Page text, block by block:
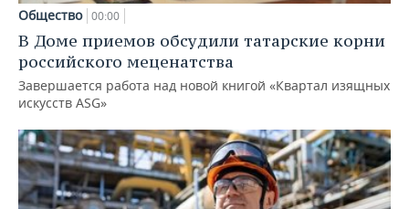
Общество 00:00
В Доме приемов обсудили татарские корни
российского меценатства
Завершается работа над новой книгой «Квартал изящных
искусств ASG»